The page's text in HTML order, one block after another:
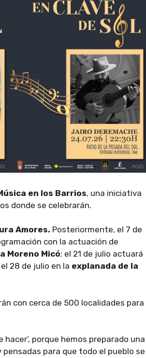
en los Barrios, una iniciativa
donde se celebrarán.
Amores. Posteriormente, el 7 de
con la actuación de
Moreno Micó; el 21 de julio actuará
28 de julio en la explanada de la
con cerca de 500 localidades para
porque hemos preparado una
para que todo el pueblo se